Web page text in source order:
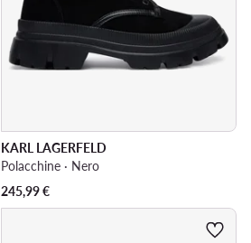
KARL LAGERFELD
Polacchine · Nero
245,99€